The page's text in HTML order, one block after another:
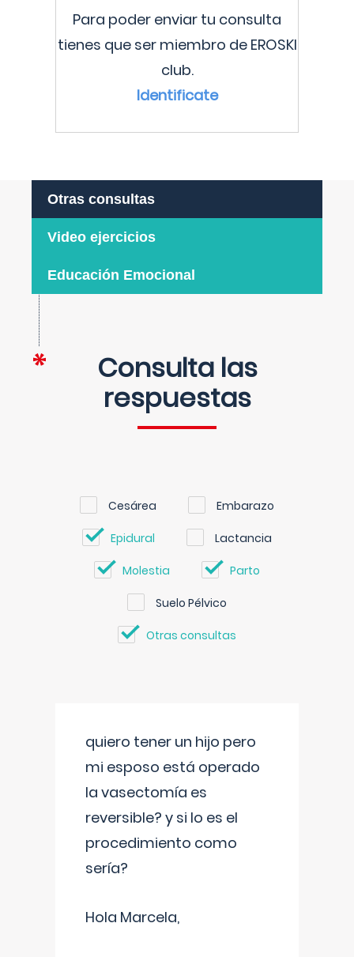
Para poder enviar tu consulta
tienes que ser miembro de EROSKI
club.
Identificate
Otras consultas
Video ejercicios
Educación Emocional
Consulta las
respuestas
Cesárea Embarazo
Epidural Lactancia
Molestia Parto
Suelo Pélvico
Otras consultas
quiero tener un hijo pero
mi esposo está operado
la vasectomía es
reversible? y si lo es el
procedimiento como
sería?
Hola Marcela,